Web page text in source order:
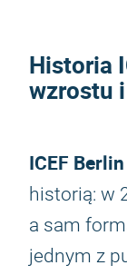
Historia
wzrostu
ICEF Berlin
historią: w
a sam
jednym z